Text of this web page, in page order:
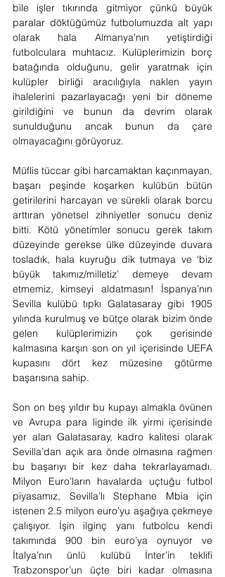
bile işler tıkırında gitmiyor çünkü büyük
paralar döktüğümüz futbolumuzda alt yapı
olarak hala Almanya’nın yetiştirdiği
futbolculara muhtacız. Kulüplerimizin borç
batağında olduğunu, gelir yaratmak için
kulüpler birliği aracılığıyla naklen yayın
ihalelerini pazarlayacağı yeni bir döneme
girildiğini ve bunun da devrim olarak
sunulduğunu ancak bunun da çare
olmayacağını görüyoruz.
Müflis tüccar gibi harcamaktan kaçınmayan,
başarı peşinde koşarken kulübün bütün
getirilerini harcayan ve sürekli olarak borcu
arttıran yönetsel zihniyetler sonucu deniz
bitti. Kötü yönetimler sonucu gerek takım
düzeyinde gerekse ülke düzeyinde duvara
tosladık, hala kuyruğu dik tutmaya ve ‘biz
büyük takımız/milletiz’ demeye devam
etmemiz, kimseyi aldatmasın! İspanya’nın
Sevilla kulübü tıpkı Galatasaray gibi 1905
yılında kurulmuş ve bütçe olarak bizim önde
gelen kulüplerimizin çok gerisinde
kalmasına karşın son on yıl içerisinde UEFA
kupasını dört kez müzesine götürme
başarısına sahip.
Son on beş yıldır bu kupayı almakla övünen
ve Avrupa para liginde ilk yirmi içerisinde
yer alan Galatasaray, kadro kalitesi olarak
Sevilla’dan açık ara önde olmasına rağmen
bu başarıyı bir kez daha tekrarlayamadı.
Milyon Euro’ların havalarda uçtuğu futbol
piyasamız, Sevilla’lı Stephane Mbia için
istenen 2.5 milyon euro’yu aşağıya çekmeye
çalışıyor. İşin ilginç yanı futbolcu kendi
takımında 900 bin euro’ya oynuyor ve
İtalya’nın ünlü kulübü İnter’in teklifi
Trabzonspor’un üçte biri kadar olmasına